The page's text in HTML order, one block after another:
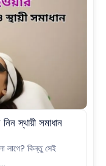
স্থায়ী সমাধান
লাগে? কিন্তু সেই